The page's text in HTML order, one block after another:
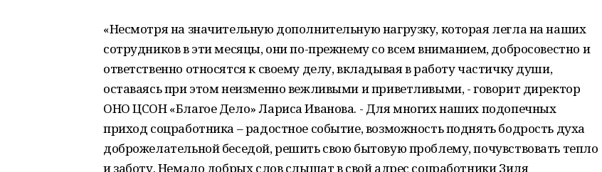
«Несмотря на значительную дополнительную нагрузку, которая легла на наших
сотрудников в эти месяцы, они по-прежнему со всем вниманием, добросовестно и
ответственно относятся к своему делу, вкладывая в работу частичку души,
оставаясь при этом неизменно вежливыми и приветливыми, - говорит директор
ОНО ЦСОН «Благое Дело» Лариса Иванова. - Для многих наших подопечных
приход соцработника – радостное событие, возможность поднять бодрость духа
доброжелательной беседой, решить свою бытовую проблему, почувствовать тепло
и заботу. Немало добрых слов слышат в свой адрес соцработники Зиля